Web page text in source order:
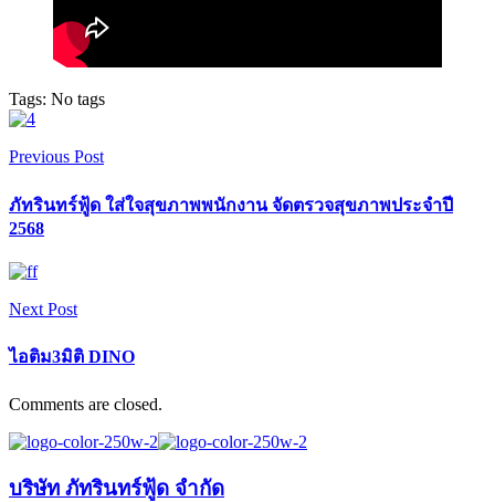
Tags: No tags
Previous Post
ภัทรินทร์ฟู้ด ใส่ใจสุขภาพพนักงาน จัดตรวจสุขภาพประจำปี
2568
Next Post
ไอติม3มิติ DINO
Comments are closed.
บริษัท ภัทรินทร์ฟู้ด จำกัด